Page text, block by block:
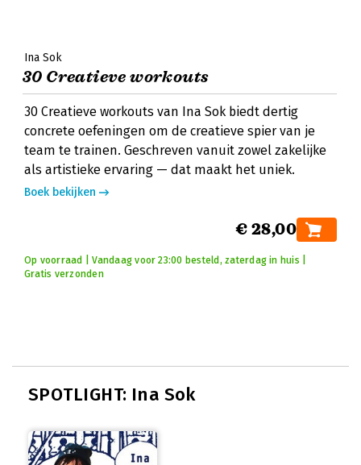
Ina Sok
30 Creatieve workouts
30 Creatieve workouts van Ina Sok biedt dertig
concrete oefeningen om de creatieve spier van je
team te trainen. Geschreven vanuit zowel zakelijke
als artistieke ervaring — dat maakt het uniek.
Boek bekijken
€ 28,00
Op voorraad | Vandaag voor 23:00 besteld, zaterdag in huis |
Gratis verzonden
SPOTLIGHT: Ina Sok